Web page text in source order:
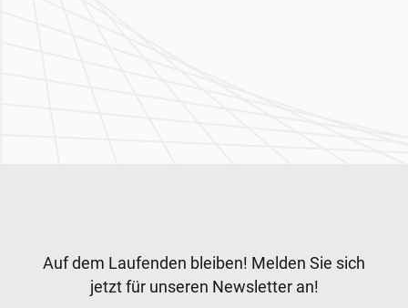
Newsletter
Auf dem Laufenden bleiben! Melden Sie sich
jetzt für unseren Newsletter an!